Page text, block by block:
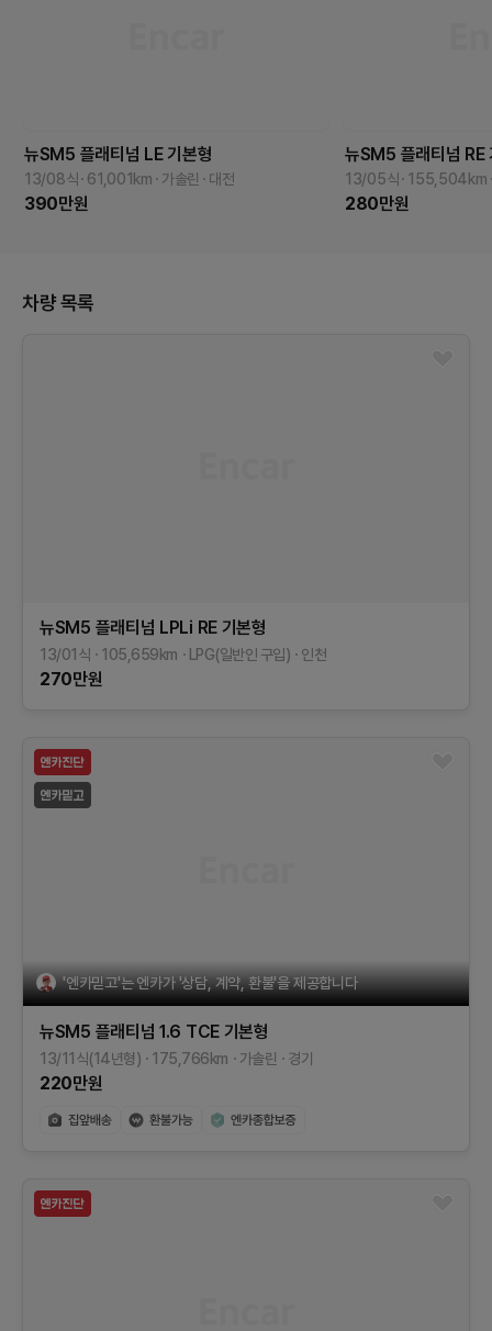
뉴SM5 플래티넘 LE기본형
13/08식 61,001km 가솔린 대전
390만원
뉴SM5 플래티넘 RE
13/05식 155,504km
280만원
차량 목록
뉴SM5 플래티넘 LPLi RE 기본형
13/01식 105,659km LPG(일반인 구입) 인천
270만원
'엔카믿고'는 엔카가 '상담, 계약, 환불'을 제공합니다
뉴SM5 플래티넘 1.6 TCE 기본형
13/11식(14년형) 175,766km 가솔린 경기
220만원